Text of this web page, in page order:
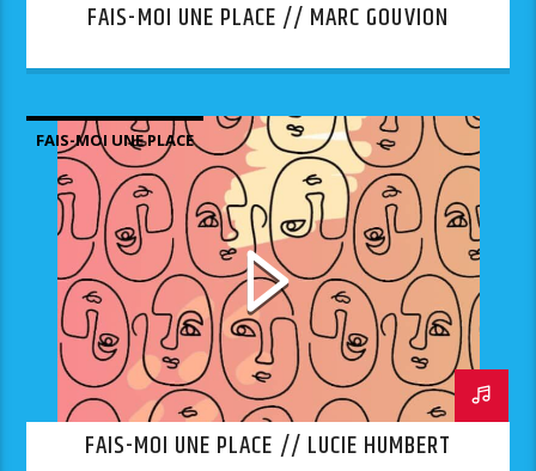
FAIS-MOI UNE PLACE // MARC GOUVION
FAIS-MOI UNE PLACE
FAIS-MOI UNE PLACE // LUCIE HUMBERT